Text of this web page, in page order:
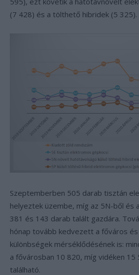
(7 428) és a tölthető hibridek (5 325).
Szeptemberben 505 darab tisztán
helyeztek üzembe, míg az 5N-ből és
381 és 143 darab talált gazdára.
hónap tovább kedvezett a főváros
különbségek mérséklődésének is:
a fővárosban 10 820, míg vidéken 15
található.